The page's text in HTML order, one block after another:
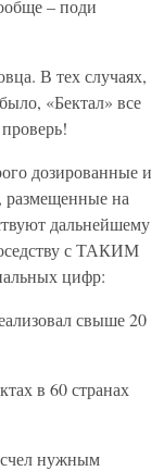
– поди
В тех случаях,
«Бектал» все
дозированные и
размещенные на
дальнейшему
с ТАКИМ
цифр:
свыше 20
в 60 странах
счел нужным